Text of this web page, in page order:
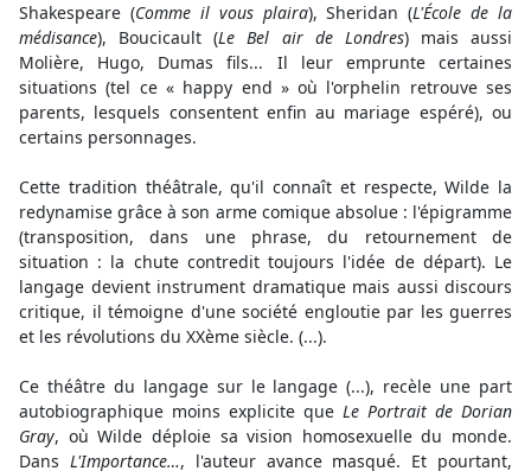
Shakespeare (Comme il vous plaira), Sheridan (L'École de la
médisance), Boucicault (Le Bel air de Londres) mais aussi
Molière, Hugo, Dumas fils... Il leur emprunte certaines
situations (tel ce « happy end » où l'orphelin retrouve ses
parents, lesquels consentent enfin au mariage espéré), ou
certains personnages.
Cette tradition théâtrale, qu'il connaît et respecte, Wilde la
redynamise grâce à son arme comique absolue : l'épigramme
(transposition, dans une phrase, du retournement de
situation : la chute contredit toujours l'idée de départ). Le
langage devient instrument dramatique mais aussi discours
critique, il témoigne d'une société engloutie par les guerres
et les révolutions du XXème siècle. (...).
Ce théâtre du langage sur le langage (...), recèle une part
autobiographique moins explicite que Le Portrait de Dorian
Gray, où Wilde déploie sa vision homosexuelle du monde.
Dans L'Importance…, l'auteur avance masqué. Et pourtant,